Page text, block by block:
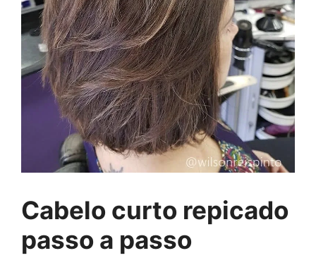
Cabelo curto repicado
passo a passo